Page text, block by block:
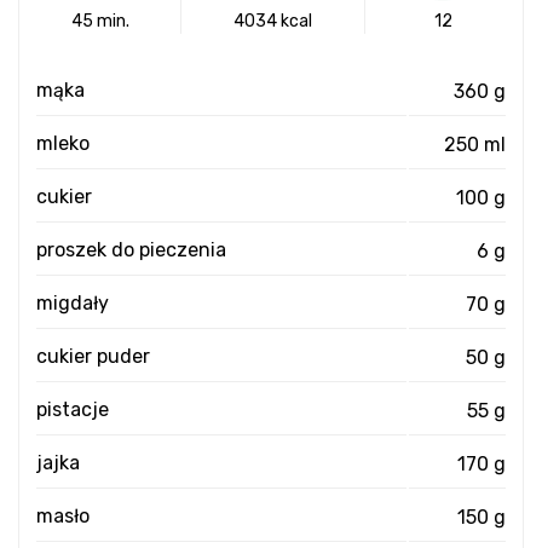
45 min. 4034 kcal 12
mąka 360 g
mleko 250 ml
cukier 100 g
proszek do pieczenia 6 g
migdały 70 g
cukier puder 50 g
pistacje 55 g
jajka 170 g
masło 150 g